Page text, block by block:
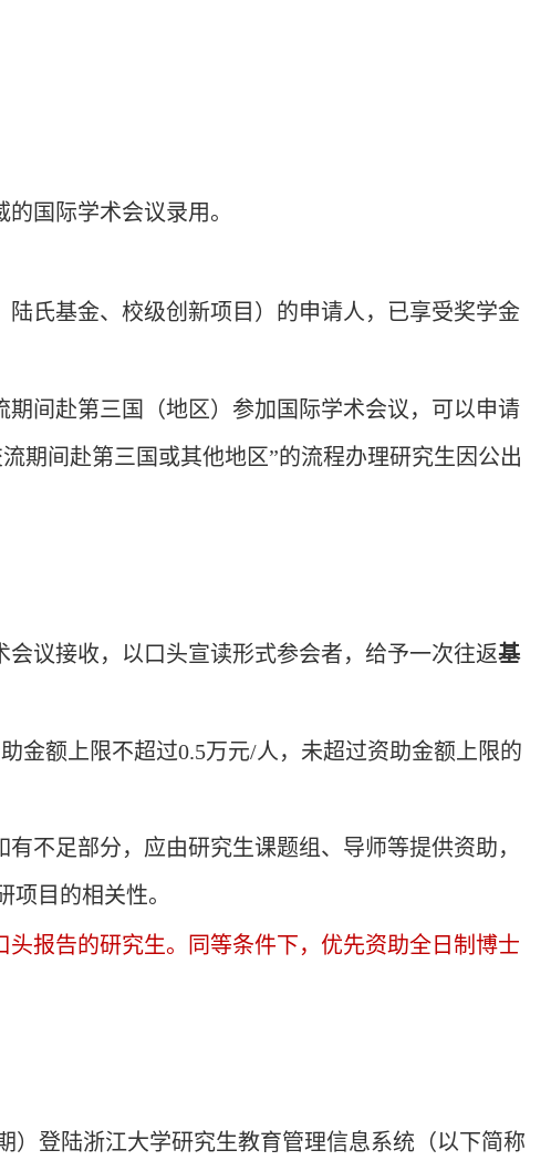
国际学术会议录用。
氏基金、校级创新项目）的申请人，已享受奖学金
间赴第三国（地区）参加国际学术会议，可以申请
期间赴第三国或其他地区”的流程办理研究生因公出
议接收，以口头宣读形式参会者，给予一次往返基
金额上限不超过0.5万元/人，未超过资助金额上限的
不足部分，应由研究生课题组、导师等提供资助，
项目的相关性。
报告的研究生。同等条件下，优先资助全日制博士
）登陆浙江大学研究生教育管理信息系统（以下简称